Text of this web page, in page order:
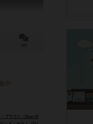
ブラウン（Sean Brown）